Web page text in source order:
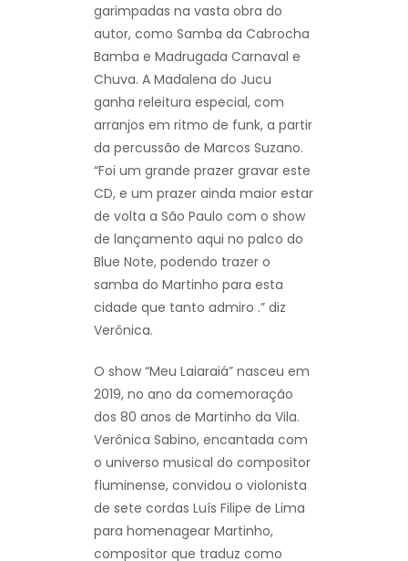
garimpadas na vasta obra do
autor, como Samba da Cabrocha
Bamba e Madrugada Carnaval e
Chuva. A Madalena do Jucu
ganha releitura especial, com
arranjos em ritmo de funk, a partir
da percussão de Marcos Suzano.
“Foi um grande prazer gravar este
CD, e um prazer ainda maior estar
de volta a São Paulo com o show
de lançamento aqui no palco do
Blue Note, podendo trazer o
samba do Martinho para esta
cidade que tanto admiro .” diz
Verônica.
O show “Meu Laiaraiá” nasceu em
2019, no ano da comemoração
dos 80 anos de Martinho da Vila.
Verônica Sabino, encantada com
o universo musical do compositor
fluminense, convidou o violonista
de sete cordas Luís Filipe de Lima
para homenagear Martinho,
compositor que traduz como